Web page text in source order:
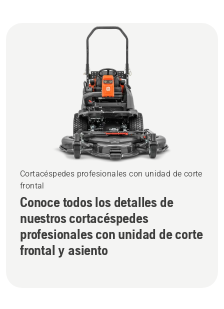
Cortacéspedes profesionales con unidad de corte
frontal
Conoce todos los detalles de
nuestros cortacéspedes
profesionales con unidad de corte
frontal y asiento